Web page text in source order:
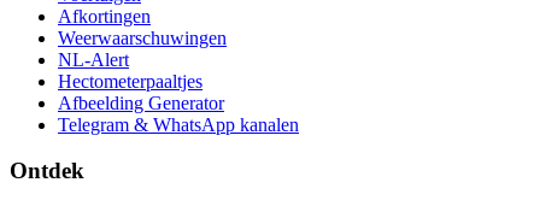
Afkortingen
Weerwaarschuwingen
NL-Alert
Hectometerpaaltjes
Afbeelding Generator
Telegram & WhatsApp kanalen
Ontdek